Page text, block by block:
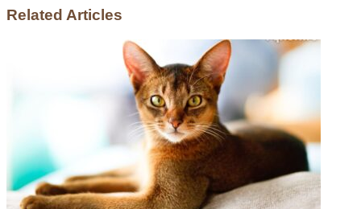
Related Articles